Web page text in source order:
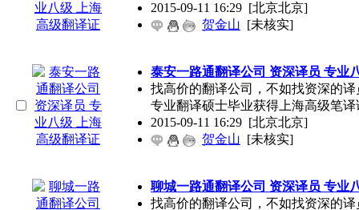
2015-09-11 16:29 [北京北京]
贺金山 [未核实]
泰安一路通翻译公司 资深译员 专业
找高价的翻译公司，不如找资深的
专业翻译硕士毕业获得上海高级笔译
2015-09-11 16:29 [北京北京]
贺金山 [未核实]
聊城一路通翻译公司 资深译员 专业
找高价的翻译公司，不如找资深的